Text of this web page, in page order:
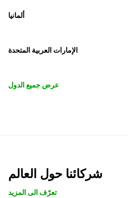
ألمانيا
الإمارات العربية المتحدة
عرض جميع الدول
شركائنا حول العالم
تعرّف الى المزيد